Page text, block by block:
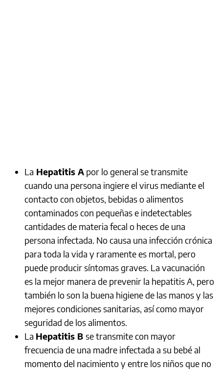
La Hepatitis A por lo general se transmite
cuando una persona ingiere el virus mediante el
contacto con objetos, bebidas o alimentos
contaminados con pequeñas e indetectables
cantidades de materia fecal o heces de una
persona infectada. No causa una infección crónica
para toda la vida y raramente es mortal, pero
puede producir síntomas graves. La vacunación
es la mejor manera de prevenir la hepatitis A, pero
también lo son la buena higiene de las manos y las
mejores condiciones sanitarias, así como mayor
seguridad de los alimentos.
La Hepatitis B se transmite con mayor
frecuencia de una madre infectada a su bebé al
momento del nacimiento y entre los niños que no